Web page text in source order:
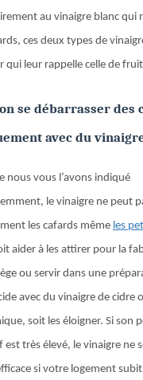
au vinaigre blanc qui
ces deux types de
qui leur rappelle celle de
se débarrasser des
avec du
nous vous l’avons indiqué
le vinaigre ne peut
les cafards même les
aider à les attirer pour la
ou servir dans une
avec du vinaigre de cidre
soit les éloigner. Si son
est très élevé, le vinaigre ne
si votre logement